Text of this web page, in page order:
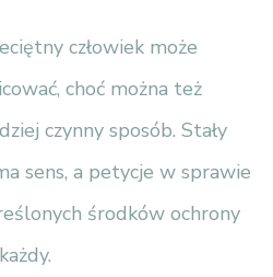
człowiek może
choć można też
czynny sposób. Stały
sens, a petycje w sprawie
środków ochrony